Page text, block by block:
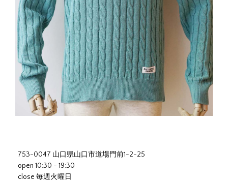
753-0047 山口県山口市道場門前1-2-25
open 10:30 - 19:30
close 毎週火曜日